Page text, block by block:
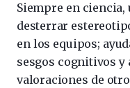
Siempre en
desterrar
en los equipos;
sesgos cognitivos
valoraciones de